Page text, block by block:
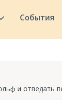
События
и отведать